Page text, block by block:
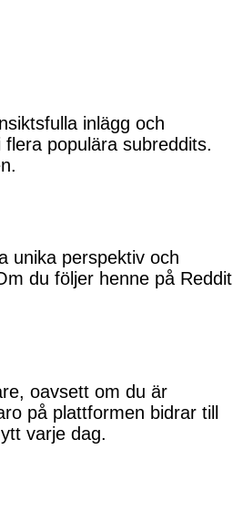
inlägg och
populära subreddits.
unika perspektiv och
du följer henne på Reddit
oavsett om du är
på plattformen bidrar till
varje dag.